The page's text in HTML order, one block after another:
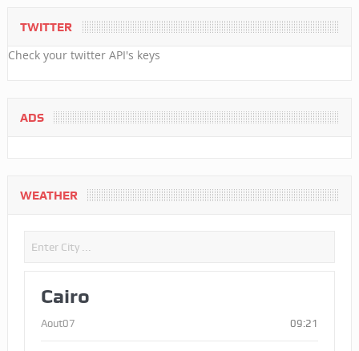
TWITTER
Check your twitter API's keys
ADS
WEATHER
Cairo
Aout07 09:21